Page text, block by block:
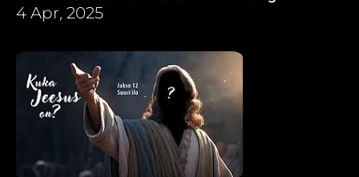
päässä.
4 Apr, 2025